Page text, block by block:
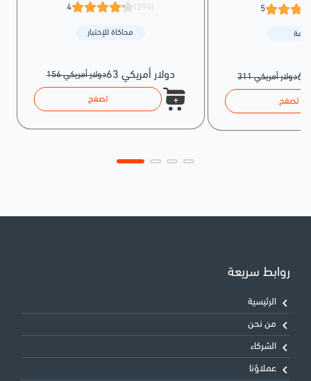
4 (294)
محاكاة للإختبار
156 دولار أمريكي 63 دولار أمريكي
تصفح
5
حزمة
311 دولار أمريكي
تصفح
روابط سريعة
الرئيسية
من نحن
الشركاء
عملاؤنا